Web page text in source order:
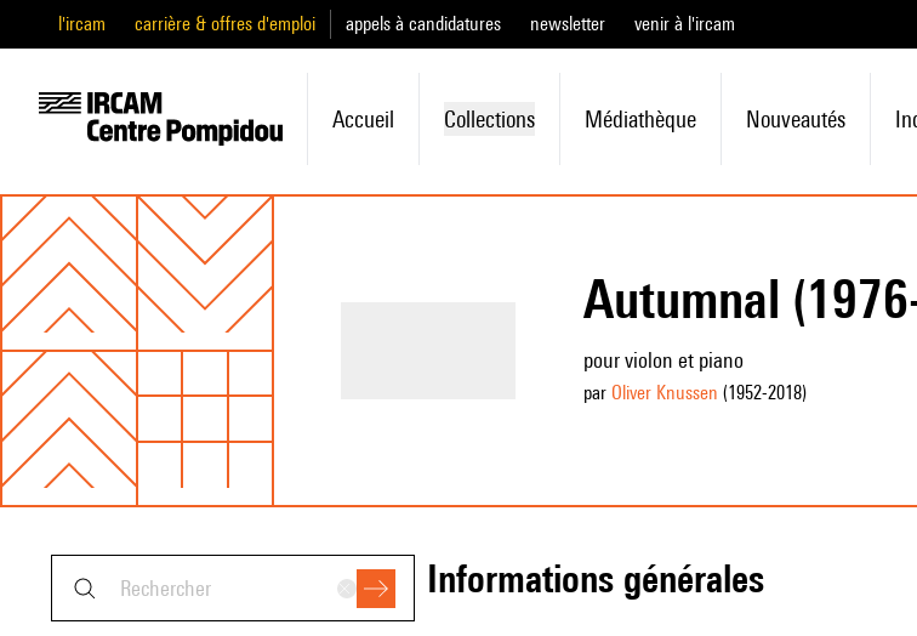
l'ircam carrière & offres d'emploi appels à candidatures newsletter venir à l'ircam
Accueil Collections Médiathèque Nouveautés
Autumnal
pour violon et piano
par Oliver Knussen (1952-2018)
informations générales